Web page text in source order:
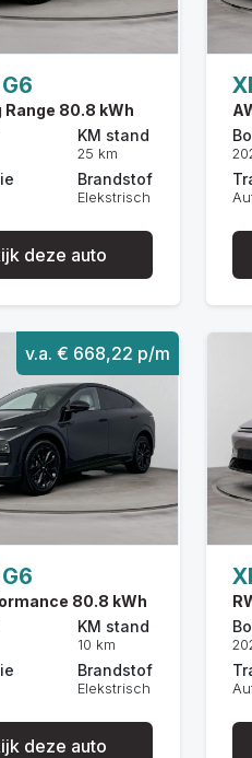
Range 80.8 kWh
KM stand
25 km
Brandstof
Elekstrisch
deze auto
v.a. € 668,22 p/m
80.8 kWh
KM stand
10 km
Brandstof
Elekstrisch
deze auto